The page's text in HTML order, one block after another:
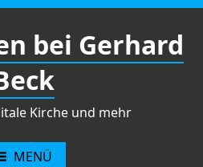
bei Gerhard
Kirche und mehr
MENÜ